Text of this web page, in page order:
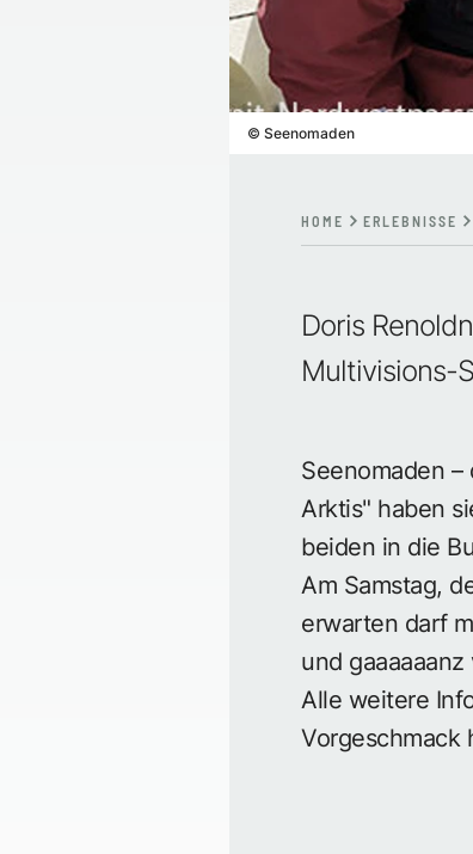
© Seenomaden
HOME ERLEBNISSE
Doris
Multivisions-
Seenomaden
Arktis" haben
beiden in die
Am Samstag,
erwarten darf
und
Alle weitere
Vorgeschmack